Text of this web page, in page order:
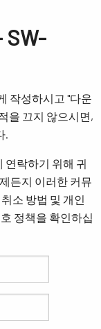
작성하시고 "다운
을 끄지 않으시면,
.
연락하기 위해 귀
든지 이러한 커뮤
소 방법 및 개인
정책을 확인하십